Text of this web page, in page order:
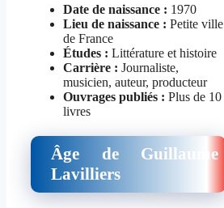
Date de naissance : 1970
Lieu de naissance : Petite ville
de France
Études : Littérature et histoire
Carrière : Journaliste,
musicien, auteur, producteur
Ouvrages publiés : Plus de 10
livres
Âge de Guillaume
Lavilliers